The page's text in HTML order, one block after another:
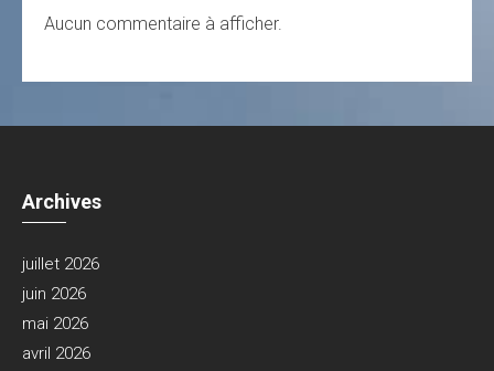
Aucun commentaire à afficher.
Archives
juillet 2026
juin 2026
mai 2026
avril 2026